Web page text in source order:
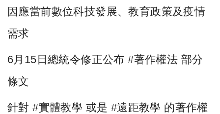
因應當前數位科技發展、教育政策及疫情
需求
6月 15日總統令修正公布 #著作權法 部分
條文
針對 #實體教學 或是 #遠距教學 的著作權